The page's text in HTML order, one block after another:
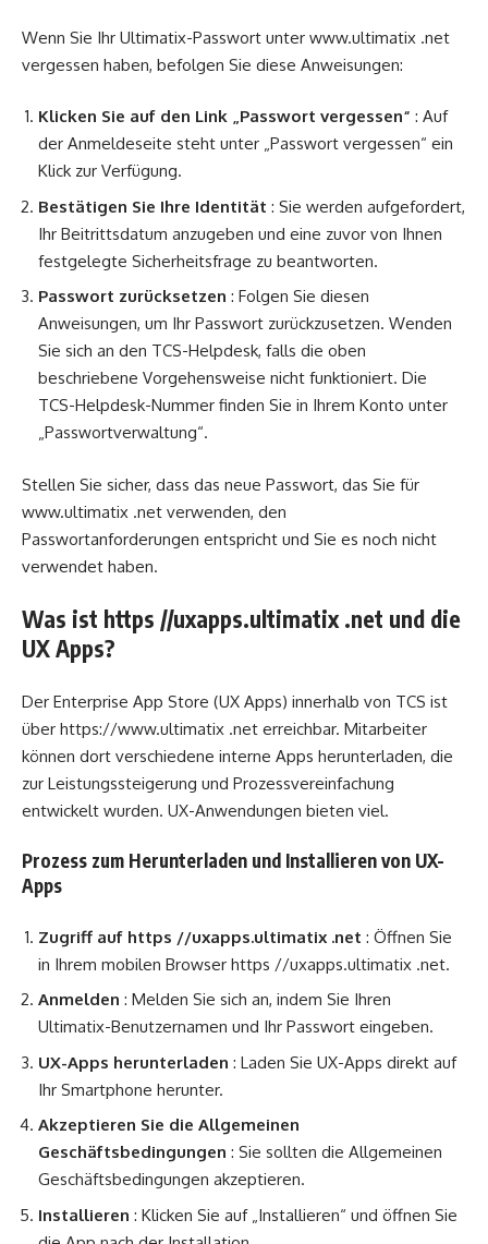
Wenn Sie Ihr Ultimatix-Passwort unter www.ultimatix .net
vergessen haben, befolgen Sie diese Anweisungen:
Klicken Sie auf den Link „Passwort vergessen“ : Auf
der Anmeldeseite steht unter „Passwort vergessen“ ein
Klick zur Verfügung.
Bestätigen Sie Ihre Identität : Sie werden aufgefordert,
Ihr Beitrittsdatum anzugeben und eine zuvor von Ihnen
festgelegte Sicherheitsfrage zu beantworten.
Passwort zurücksetzen : Folgen Sie diesen
Anweisungen, um Ihr Passwort zurückzusetzen. Wenden
Sie sich an den TCS-Helpdesk, falls die oben
beschriebene Vorgehensweise nicht funktioniert. Die
TCS-Helpdesk-Nummer finden Sie in Ihrem Konto unter
„Passwortverwaltung“.
Stellen Sie sicher, dass das neue Passwort, das Sie für
www.ultimatix .net verwenden, den
Passwortanforderungen entspricht und Sie es noch nicht
verwendet haben.
Was ist https //uxapps.ultimatix .net und die
UX Apps?
Der Enterprise App Store (UX Apps) innerhalb von TCS ist
über https://www.ultimatix .net erreichbar. Mitarbeiter
können dort verschiedene interne Apps herunterladen, die
zur Leistungssteigerung und Prozessvereinfachung
entwickelt wurden. UX-Anwendungen bieten viel.
Prozess zum Herunterladen und Installieren von UX-
Apps
Zugriff auf https //uxapps.ultimatix .net : Öffnen Sie
in Ihrem mobilen Browser https //uxapps.ultimatix .net.
Anmelden : Melden Sie sich an, indem Sie Ihren
Ultimatix-Benutzernamen und Ihr Passwort eingeben.
UX-Apps herunterladen : Laden Sie UX-Apps direkt auf
Ihr Smartphone herunter.
Akzeptieren Sie die Allgemeinen
Geschäftsbedingungen : Sie sollten die Allgemeinen
Geschäftsbedingungen akzeptieren.
Installieren : Klicken Sie auf „Installieren“ und öffnen Sie